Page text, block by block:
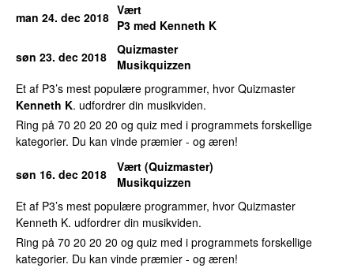
man 24. dec 2018 Vært
P3 med Kenneth K
søn 23. dec 2018
Quizmaster
Musikquizzen
Et af P3’s mest populære programmer, hvor Quizmaster
Kenneth K. udfordrer din musikviden.
Ring på 70 20 20 20 og quiz med i programmets forskellige
kategorier. Du kan vinde præmier - og æren!
søn 16. dec 2018
Vært (Quizmaster)
Musikquizzen
Et af P3’s mest populære programmer, hvor Quizmaster
Kenneth K. udfordrer din musikviden.
Ring på 70 20 20 20 og quiz med i programmets forskellige
kategorier. Du kan vinde præmier - og æren!